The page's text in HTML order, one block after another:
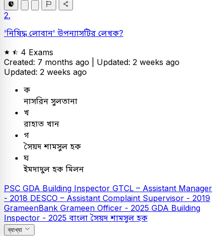
2.
'নিষিদ্ধ লোবান' উপন্যাসটির লেখক?
4 Exams
Created: 7 months ago | Updated: 2 weeks ago
Updated: 2 weeks ago
ক
নাসরিন সুলতানা
খ
রাহাত খান
গ
সৈয়দ শামসুল হক
ঘ
ইমদাদুল হক মিলন
PSC GDA Building Inspector GTCL – Assistant Manager
- 2018 DESCO – Assistant Complaint Supervisor - 2019
GrameenBank Grameen Officer - 2025 GDA Building
Inspector - 2025 বাংলাসৈয়দ শামসুল হক
ব্যাখ্যা